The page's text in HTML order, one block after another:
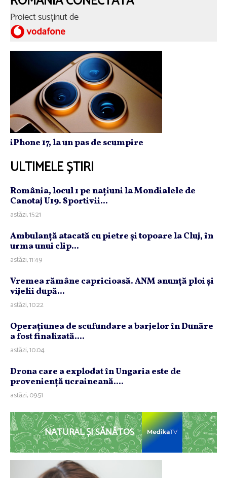
Proiect susținut de
iPhone 17, la un pas de scumpire
ULTIMELE ȘTIRI
România, locul 1 pe naţiuni la Mondialele de
Canotaj U19. Sportivii...
astăzi, 15:21
Ambulanţă atacată cu pietre şi topoare la Cluj, în
urma unui clip...
astăzi, 11:49
Vremea rămâne capricioasă. ANM anunţă ploi şi
vijelii după...
astăzi, 10:22
Operaţiunea de scufundare a barjelor în Dunăre
a fost finalizată....
astăzi, 10:04
Drona care a explodat în Ungaria este de
provenienţă ucraineană....
astăzi, 09:51
NATURAL ȘI SĂNĂTOS